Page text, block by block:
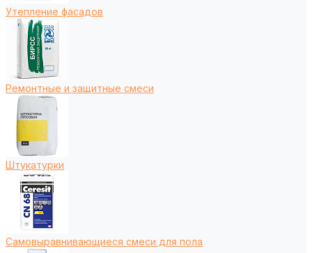
Утепление фасадов
Ремонтные и защитные смеси
Штукатурки
Самовыравнивающиеся смеси для пола